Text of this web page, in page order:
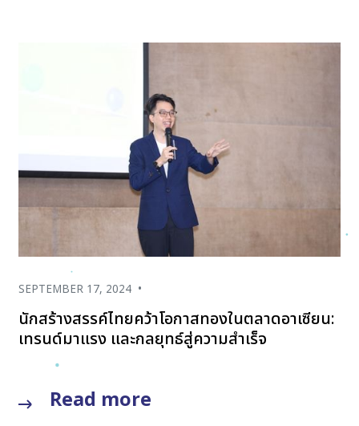
SEPTEMBER 17, 2024 •
นักสร้างสรรค์ไทยคว้าโอกาสทองในตลาดอาเซียน:
เทรนด์มาแรง และกลยุทธ์สู่ความสำเร็จ
Read more